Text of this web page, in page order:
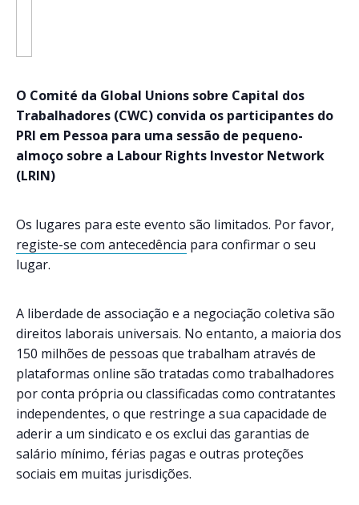
O Comité da Global Unions sobre Capital dos
Trabalhadores (CWC) convida os participantes do
PRI em Pessoa para uma sessão de pequeno-
almoço sobre a Labour Rights Investor Network
(LRIN)
Os lugares para este evento são limitados. Por favor,
registe-se com antecedência para confirmar o seu
lugar.
A liberdade de associação e a negociação coletiva são
direitos laborais universais. No entanto, a maioria dos
150 milhões de pessoas que trabalham através de
plataformas online são tratadas como trabalhadores
por conta própria ou classificadas como contratantes
independentes, o que restringe a sua capacidade de
aderir a um sindicato e os exclui das garantias de
salário mínimo, férias pagas e outras proteções
sociais em muitas jurisdições.